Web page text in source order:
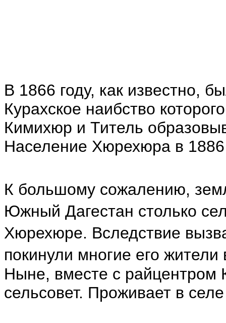
В 1866 году, как известно,
Курахское наибство
Кимихюр и Титель
Население Хюрехюра в 1886
К большому сожалению,
Южный Дагестан столько
Хюрехюре. Вследствие
покинули многие его
Ныне, вместе с райцентром
сельсовет. Проживает в